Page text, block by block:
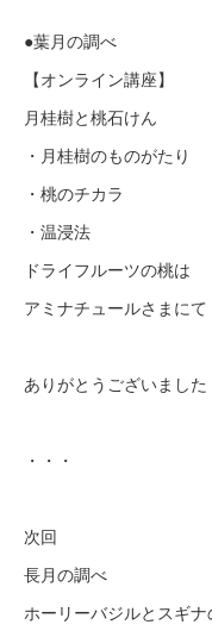
●葉月の調べ
【オンライン講座】
月桂樹と桃石けん
・月桂樹のものがたり
・桃のチカラ
・温浸法
ドライフルーツの桃は
アミナチュールさまにて
ありがとうございました
・・・
次回
長月の調べ
ホーリーバジルとスギナ